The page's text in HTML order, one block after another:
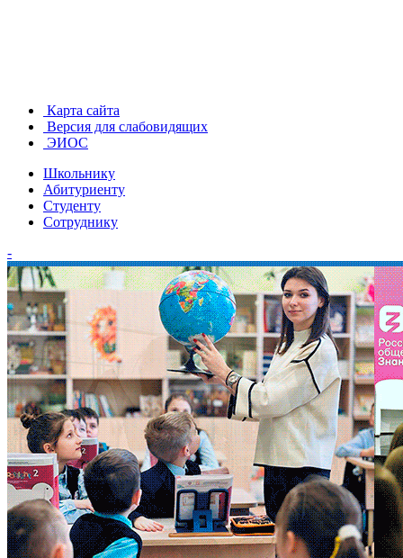
Карта сайта
Версия для слабовидящих
ЭИОС
Школьнику
Абитуриенту
Студенту
Сотруднику
-